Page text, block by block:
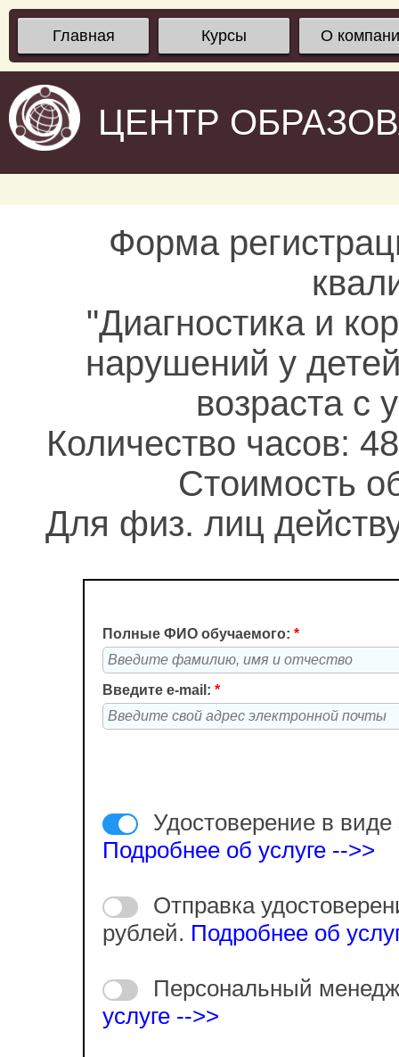
Главная Курсы О
ЦЕНТР
Форма
"Диагностика и
нарушений у
возраста
Количество часов:
Стоимость
Для физ. лиц
Полные ФИО обучаемого: *
Введите e-mail: *
Удостоверение в виде
Подробнее об услуге -->>
Отправка
рублей. Подробнее об
Персональный
услуге -->>